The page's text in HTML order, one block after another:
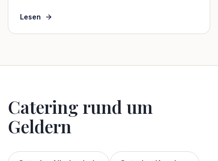
Lesen
Catering rund um
Geldern